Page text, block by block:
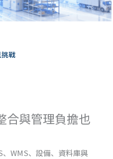
戰
合與管理負擔也
WMS、設備、資料庫與